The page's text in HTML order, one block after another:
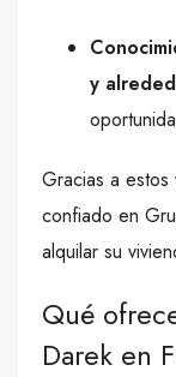
y
Gracias a estos
confiado en
alquilar su
Qué
Darek en